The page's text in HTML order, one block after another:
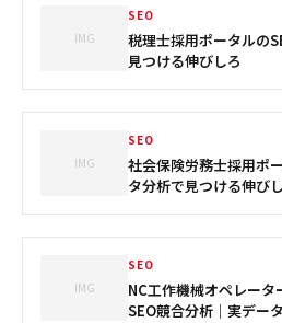
IMG
SEO
税理士採用ポータルの
見つける伸びしろ
IMG
SEO
社会保険労務士採用ポ
タ分析で見つける伸び
IMG
SEO
NC工作機械オペレー
SEO競合分析｜実デー